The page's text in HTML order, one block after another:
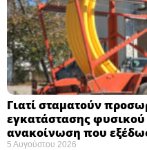
Γιατί σταματούν
εγκατάστασης φυσικού
ανακοίνωση που
5 Αυγούστου 2026